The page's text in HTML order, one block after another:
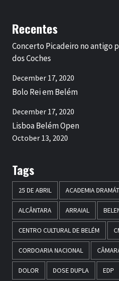
Recentes
Concerto Picadeiro no antigo
dos Coches
December 17, 2020
Bolo Rei em Belém
December 17, 2020
Lisboa Belém Open
October 13, 2020
Tags
25 DE ABRIL ACADEMIA
ALCÂNTARA ARRAIAL
CENTRO CULTURAL DE BELÉM
CORDOARIA NACIONAL
DOLOR DOSE DUPLA EDP